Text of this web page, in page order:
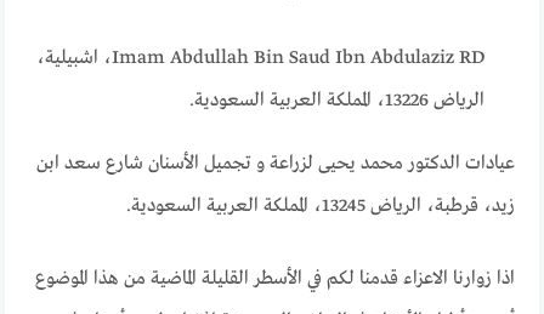
Imam Abdullah Bin Saud Ibn Abdulaziz RD، اشبيلية،
الرياض 13226، المملكة العربية السعودية.
عيادات الدكتور محمد يحيى لزراعة و تجميل الأسنان شارع سعد ابن
زيد، قرطبة، الرياض 13245، المملكة العربية السعودية.
اذا زوارنا الاعزاء قدمنا لكم في الأسطر القليلة الماضية من هذا الموضوع